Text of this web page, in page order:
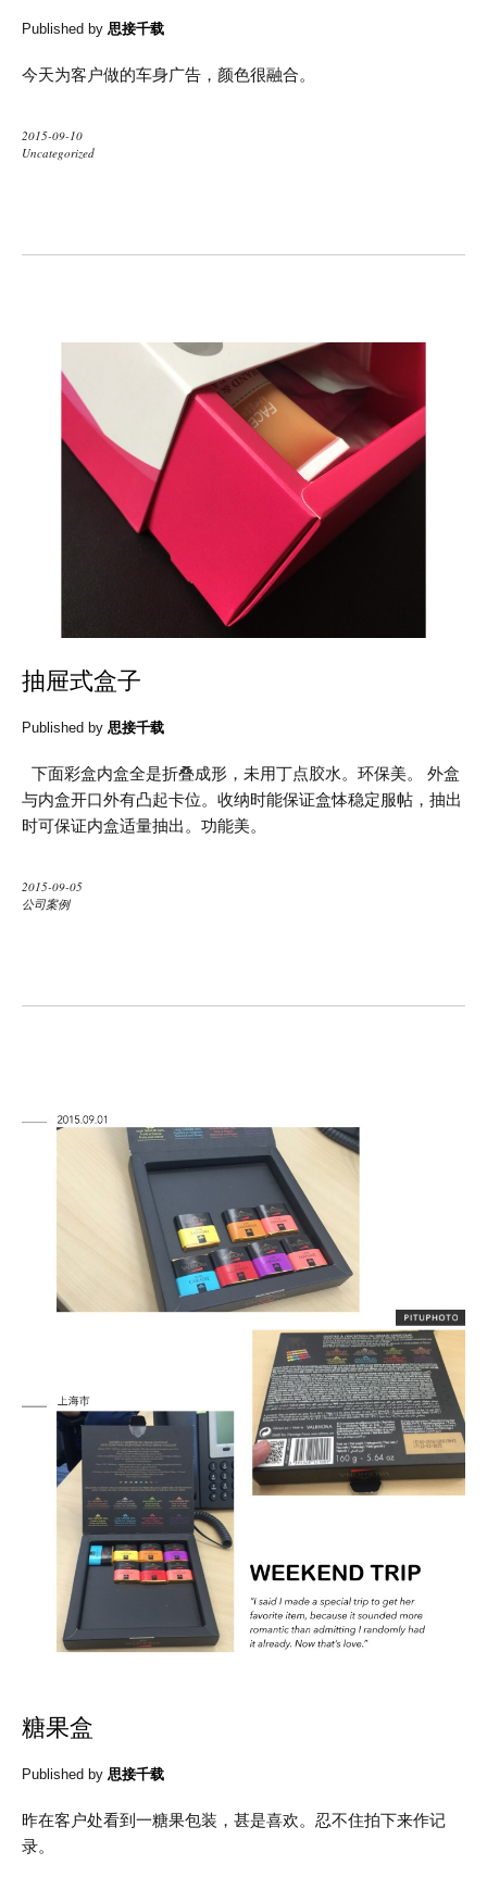
Published by 思接千载
今天为客户做的车身广告，颜色很融合。
2015-09-10
Uncategorized
抽屉式盒子
Published by 思接千载
下面彩盒内盒全是折叠成形，未用丁点㬵水。环保美。 外盒
与内盒开口外有凸起卡位。收纳时能保证盒㤓稳定服帖，抽出
时可保证内盒适量抽出。功能美。
2015-09-05
公司案例
糖果盒
Published by 思接千载
昨在客户处看到一糖果包装，甚是喜欢。忍不住拍下来作记
录。